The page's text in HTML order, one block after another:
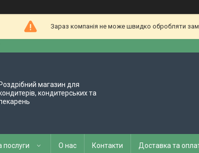
Зараз компанія не може швидко обробляти
Роздрібний магазин для
кондитерських та
послуги О нас Контакти Доставка та